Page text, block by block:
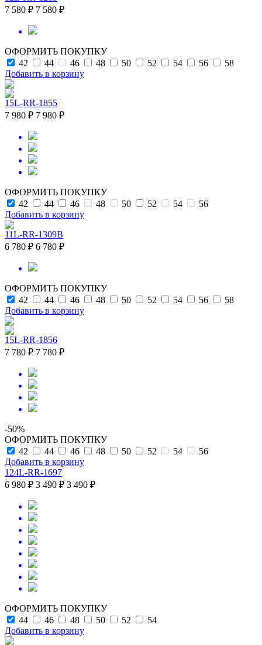
7 580 ₽ 7 580 ₽
ОФОРМИТЬ ПОКУПКУ
42
44 46 48 50 52 54 56
58
Добавить в корзину
15L-RR-1855
7 980 ₽ 7 980 ₽
ОФОРМИТЬ ПОКУПКУ
42
44 46 48 50 52 54
56
Добавить в корзину
11L-RR-1309B
6 780 ₽ 6 780 ₽
ОФОРМИТЬ ПОКУПКУ
42
44 46 48 50 52 54 56
58
Добавить в корзину
15L-RR-1856
7 780 ₽ 7 780 ₽
-50%
ОФОРМИТЬ ПОКУПКУ
42
44 46 48 50 52 54
56
Добавить в корзину
124L-RR-1697
6 980 ₽ 3 490 ₽ 3 490 ₽
ОФОРМИТЬ ПОКУПКУ
44
46 48 50 52
54
Добавить в корзину